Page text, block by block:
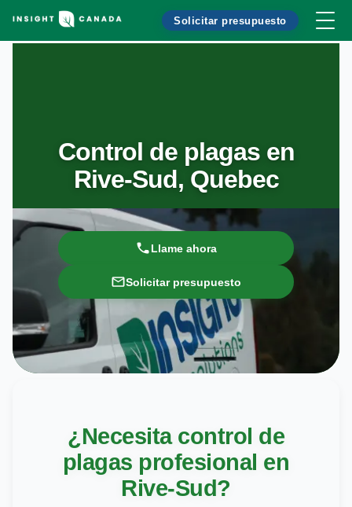
Solicitar presupuesto
Control de plagas en
Rive-Sud, Quebec
Llame ahora
Solicitar presupuesto
¿Necesita control de
plagas profesional en
Rive-Sud?